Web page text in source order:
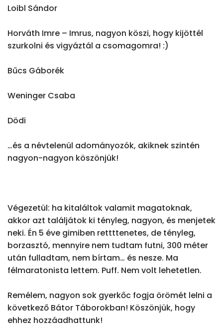
Loibl Sándor
Horváth Imre – Imrus, nagyon köszi, hogy kijöttél
szurkolni és vigyáztál a csomagomra! :)
Bűcs Gáborék
Weninger Csaba
Dödi
…és a névtelenül adományozók, akiknek szintén
nagyon-nagyon köszönjük!
Végezetül: ha kitaláltok valamit magatoknak,
akkor azt találjátok ki tényleg, nagyon, és menjetek
neki. Én 5 éve gimiben rettttenetes, de tényleg,
borzasztó, mennyire nem tudtam futni, 300 méter
után fulladtam, nem bírtam… és nesze. Ma
félmaratonista lettem. Puff. Nem volt lehetetlen.
Remélem, nagyon sok gyerkőc fogja örömét lelni a
következő Bátor Táborokban! Köszönjük, hogy
ehhez hozzáadhattunk!